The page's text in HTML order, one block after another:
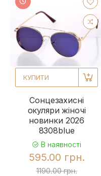
КУПИТИ
Сонцезахисні
окуляри жіночі
новинки 2026
8308blue
В наявності
595.00 грн.
1190.00 грн.